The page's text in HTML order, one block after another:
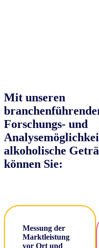
Mit unseren
Forschungs- und
alkoholische
können Sie:
Messung der
Marktleistung
vor Ort und